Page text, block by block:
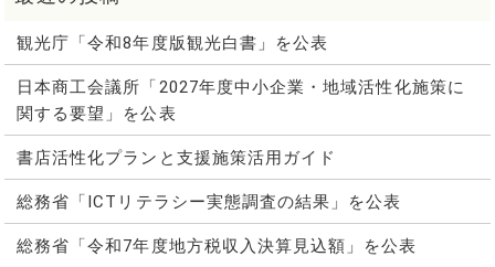
観光庁「令和8年度版観光白書」を公表
日本商工会議所「2027年度中小企業・地域活性化施策に
関する要望」を公表
書店活性化プランと支援施策活用ガイド
総務省「ICTリテラシー実態調査の結果」を公表
総務省「令和7年度地方税収入決算見込額」を公表